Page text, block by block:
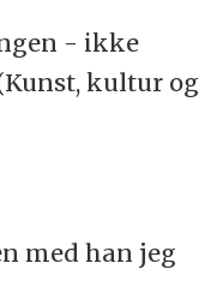
- ikke
kultur og
med han jeg